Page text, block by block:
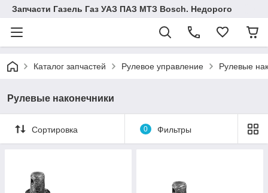
Запчасти Газель Газ УАЗ ПАЗ МТЗ Bosch. Недорого
Каталог запчастей Рулевое управление Рулевые
Рулевые наконечники
Сортировка 0 Фильтры